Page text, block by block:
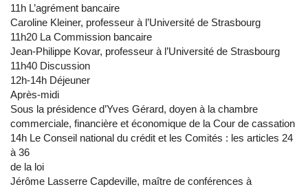
11h L’agrément bancaire
Caroline Kleiner, professeur à l’Université de Strasbourg
11h20 La Commission bancaire
Jean-Philippe Kovar, professeur à l’Université de Strasbourg
11h40 Discussion
12h-14h Déjeuner
Après-midi
Sous la présidence d’Yves Gérard, doyen à la chambre
commerciale, financière et économique de la Cour de cassation
14h Le Conseil national du crédit et les Comités : les articles 24
à 36
de la loi
Jérôme Lasserre Capdeville, maître de conférences à